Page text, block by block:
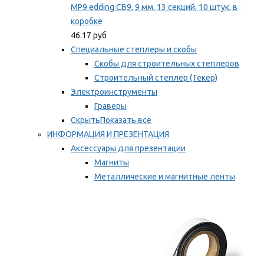
MP9 edding CB9, 9 мм, 13 секций, 10 штук, в
коробке
46.17 руб
Специальные степлеры и скобы
Скобы для строительных степлеров
Строительный степлер (Текер)
Электроинструменты
Граверы
СкрытьПоказать все
ИНФОРМАЦИЯ И ПРЕЗЕНТАЦИЯ
Аксессуары для презентации
Магниты
Металлические и магнитные ленты